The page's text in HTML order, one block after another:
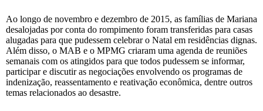
Ao longo de novembro e dezembro de 2015, as famílias de Mariana
desalojadas por conta do rompimento foram transferidas para casas
alugadas para que pudessem celebrar o Natal em residências dignas.
Além disso, o MAB e o MPMG criaram uma agenda de reuniões
semanais com os atingidos para que todos pudessem se informar,
participar e discutir as negociações envolvendo os programas de
indenização, reassentamento e reativação econômica, dentre outros
temas relacionados ao desastre.